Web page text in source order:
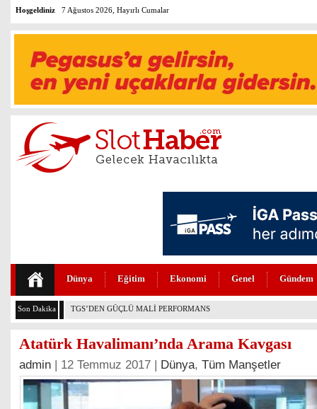
Hoşgeldiniz 7 Ağustos 2026, Hayırlı Cumalar
Dünya Eğitim Ekonomi Genel Gündem
Son Dakika THY VE PEGASUS DÜNYANIN EN DEĞERLİLERİ ARASINDA
Atatürk Havalimanı’nda Arama Kavgası
admin | 12 Temmuz 2017 | Dünya, Tüm Manşetler